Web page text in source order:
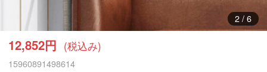
3/ 6
12,852円 (税込み)
15960891498614